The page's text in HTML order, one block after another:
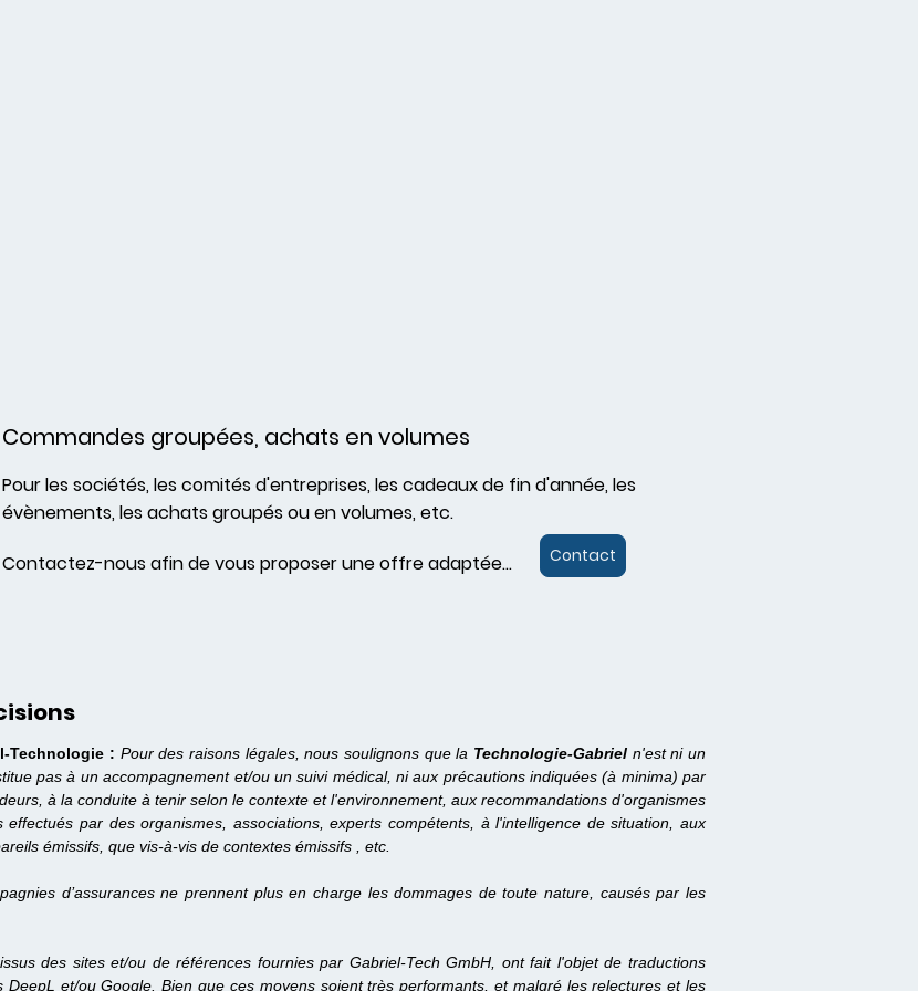
Commandes groupées, achats en volumes
Pour les sociétés, les comités d'entreprises, les cadeaux de fin d'année, les
évènements, les achats groupés ou en volumes, etc.
Contactez-nous afin de vous proposer une offre adaptée...
Contact
Technologie : Pour des raisons légales, nous soulignons que la Technologie-Gabriel n'est ni un
pas à un accompagnement et/ou un suivi médical, ni aux précautions indiquées (à minima) par
à la conduite à tenir selon le contexte et l'environnement, aux recommandations d'organismes
par des organismes, associations, experts compétents, à l'intelligence de situation, aux
émissifs, que vis-à-vis de contextes émissifs , etc.
d’assurances ne prennent plus en charge les dommages de toute nature, causés par les
des sites et/ou de références fournies par Gabriel-Tech GmbH, ont fait l'objet de traductions
et/ou Google. Bien que ces moyens soient très performants, et malgré les relectures et les